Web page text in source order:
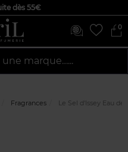
dès 55€
0
marque…...
Fragrances Le Sel d'Issey Eau de